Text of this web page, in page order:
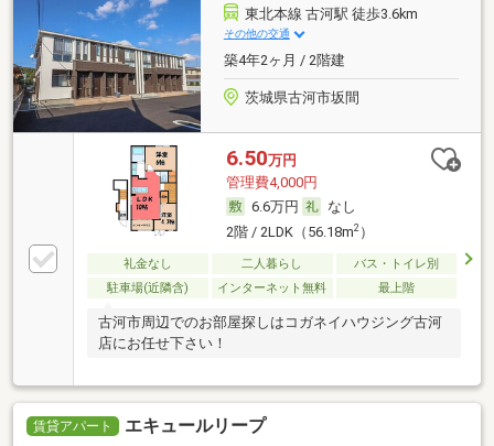
東北本線 古河駅 徒歩3.6km
その他の交通
築4年2ヶ月 / 2階建
茨城県古河市坂間
6.50万円
管理費4,000円
6.6万円
なし
2階 / 2LDK（56.18m2）
礼金なし 二人暮らし
バス・トイレ別
駐車場(近隣含)
インターネット無料 最上階
古河市周辺でのお部屋探しはコガネイハウジング古河
店にお任せ下さい！
賃貸アパート エキュールリープ